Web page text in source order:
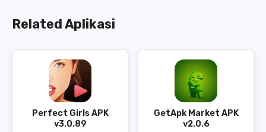
Related Aplikasi
Perfect Girls APK
v3.0.89
GetApk Market APK
v2.0.6